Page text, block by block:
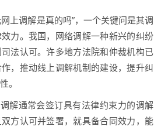
上调解是真的吗”，一个关键问是其调
力。我国，网络调解一种新兴的纠纷
法认可。许多地方法院和仲裁机构已
，推动线上调解机制的建设，提升纠
。
解通常会签订具有法律约束力的调解
方认可并签署，就具备合同效力，能